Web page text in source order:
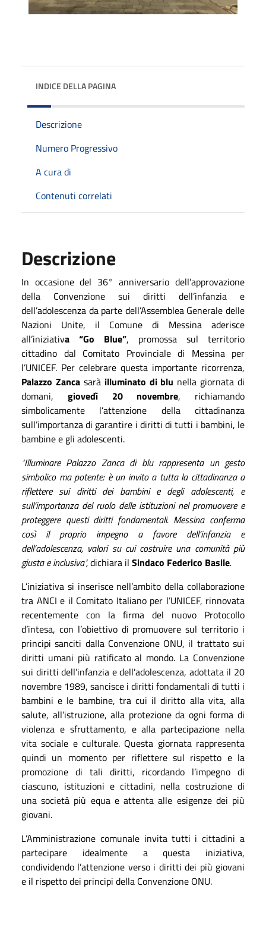
INDICE DELLA PAGINA
Descrizione
Numero Progressivo
A cura di
Contenuti correlati
Descrizione
In occasione del 36° anniversario dell’approvazione
della Convenzione sui diritti dell’infanzia e
dell’adolescenza da parte dell’Assemblea Generale delle
Nazioni Unite, il Comune di Messina aderisce
all’iniziativa “Go Blue”, promossa sul territorio
cittadino dal Comitato Provinciale di Messina per
l’UNICEF. Per celebrare questa importante ricorrenza,
Palazzo Zanca saràilluminato di blu nella giornata di
domani, giovedì 20 novembre, richiamando
simbolicamente l’attenzione della cittadinanza
sull’importanza di garantire i diritti di tutti i bambini, le
bambine e gli adolescenti.
"Illuminare Palazzo Zanca di blu rappresenta un gesto
simbolico ma potente: è un invito a tutta la cittadinanza a
riflettere sui diritti dei bambini e degli adolescenti, e
sull’importanza del ruolo delle istituzioni nel promuovere e
proteggere questi diritti fondamentali. Messina conferma
così il proprio impegno a favore dell’infanzia e
dell’adolescenza, valori su cui costruire una comunità più
giusta e inclusiva",dichiara il Sindaco Federico Basile.
L’iniziativa si inserisce nell’ambito della collaborazione
tra ANCI e il Comitato Italiano per l’UNICEF, rinnovata
recentemente con la firma del nuovo Protocollo
d’intesa, con l’obiettivo di promuovere sul territorio i
principi sanciti dalla Convenzione ONU, il trattato sui
diritti umani più ratificato al mondo. La Convenzione
sui diritti dell’infanzia e dell’adolescenza, adottata il 20
novembre 1989, sancisce i diritti fondamentali di tutti i
bambini e le bambine, tra cui il diritto alla vita, alla
salute, all’istruzione, alla protezione da ogni forma di
violenza e sfruttamento, e alla partecipazione nella
vita sociale e culturale. Questa giornata rappresenta
quindi un momento per riflettere sul rispetto e la
promozione di tali diritti, ricordando l’impegno di
ciascuno, istituzioni e cittadini, nella costruzione di
una società più equa e attenta alle esigenze dei più
giovani.
L’Amministrazione comunale invita tutti i cittadini a
partecipare idealmente a questa iniziativa,
condividendo l’attenzione verso i diritti dei più giovani
e il rispetto dei principi della Convenzione ONU.